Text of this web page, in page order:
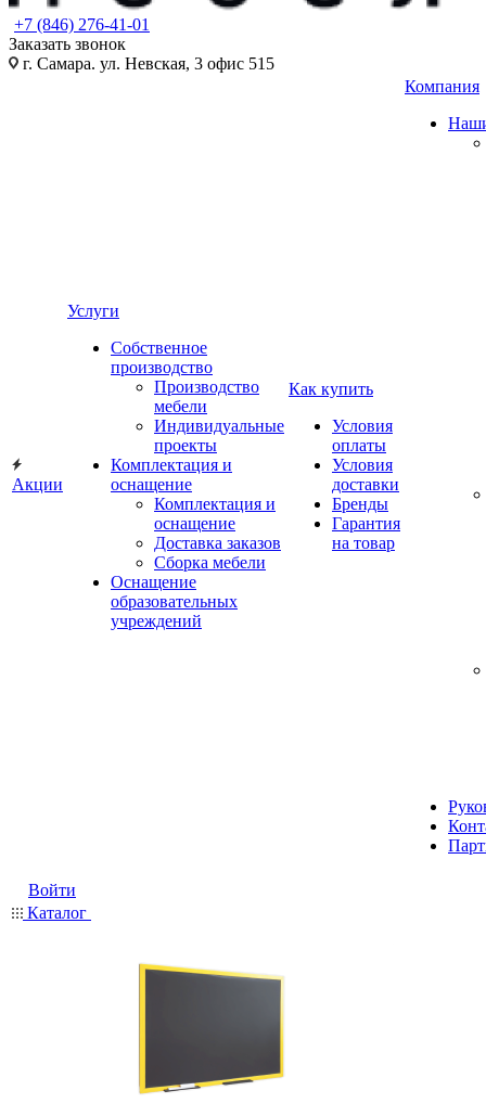
+7 (846) 276-41-01
Заказать звонок
г. Самара. ул. Невская, 3 офис 515
Акции
Услуги
Собственное
производство
Производство
мебели
Индивидуальные
проекты
Комплектация и
оснащение
Комплектация и
оснащение
Доставка заказов
Сборка мебели
Оснащение
образовательных
учреждений
Как купить
Условия
оплаты
Условия
доставки
Бренды
Гарантия
на товар
Компания
Войти
Каталог